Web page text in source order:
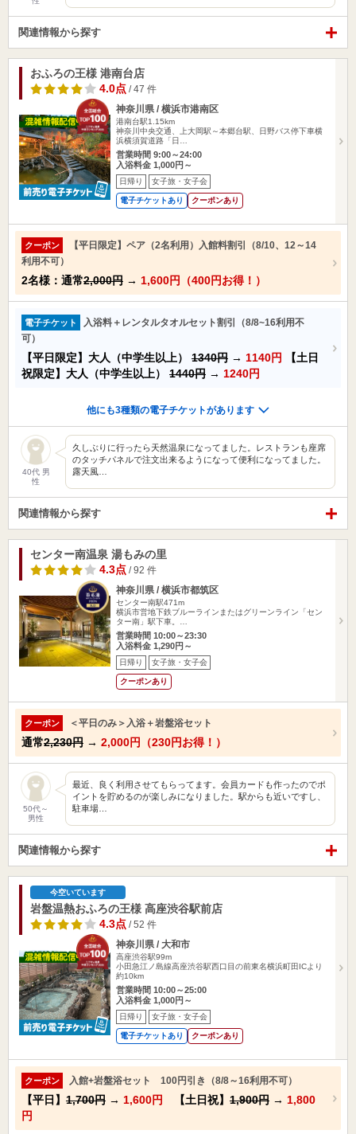
関連情報から探す
おふろの王様 港南台店
4.0点 / 47 件
神奈川県 / 横浜市港南区
港南台駅1.15km
神奈川中央交通、上大岡駅～本郷台駅、日野バス停下車横
浜横須賀道路「日…
営業時間 9:00～24:00
入浴料金 1,000円～
日帰り 女子旅・女子会
電子チケットあり クーポンあり
クーポン
【平日限定】ペア（2名利用）入館料割引（8/10、12～14
利用不可）
2名様：通常2,000円 → 1,600円（400円お得！）
電子チケット
入浴料＋レンタルタオルセット割引（8/8~16利用不
可）
【平日限定】大人（中学生以上） 1340円 → 1140円
【土日
祝限定】大人（中学生以上） 1440円 → 1240円
他にも3種類の電子チケットがあります
40代 男
性
久しぶりに行ったら天然温泉になってました。レストランも座席
のタッチパネルで注文出来るようになって便利になってました。
露天風…
関連情報から探す
センター南温泉 湯もみの里
4.3点 / 92 件
神奈川県 / 横浜市都筑区
センター南駅471m
横浜市営地下鉄ブルーラインまたはグリーンライン「セン
ター南」駅下車。…
営業時間 10:00～23:30
入浴料金 1,290円～
日帰り 女子旅・女子会
クーポンあり
クーポン ＜平日のみ＞入浴＋岩盤浴セット
通常2,230円 → 2,000円（230円お得！）
50代～
男性
最近、良く利用させてもらってます。会員カードも作ったのでポ
イントを貯めるのが楽しみになりました。駅からも近いですし、
駐車場…
関連情報から探す
今空いています
岩盤温熱おふろの王様 高座渋谷駅前店
4.3点 / 52 件
神奈川県 / 大和市
高座渋谷駅99m
小田急江ノ島線高座渋谷駅西口目の前東名横浜町田ICより
約10km
営業時間 10:00～25:00
入浴料金 1,000円～
日帰り 女子旅・女子会
電子チケットあり クーポンあり
クーポン 入館+岩盤浴セット 100円引き（8/8～16利用不可）
【平日】 1,700円 → 1,600円 【土日祝】 1,900円 → 1,800
円